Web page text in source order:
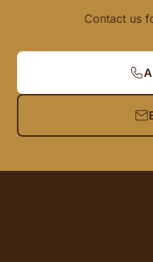
Contact us